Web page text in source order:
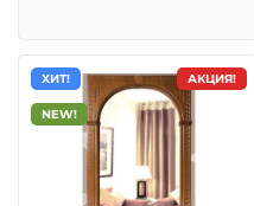
АКЦИЯ!
ХИТ!
NEW!